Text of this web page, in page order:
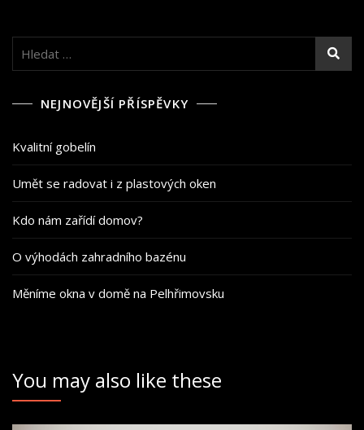
NEJNOVĚJŠÍ PŘÍSPĚVKY
Kvalitní gobelín
Umět se radovat i z plastových oken
Kdo nám zařídí domov?
O výhodách zahradního bazénu
Měníme okna v domě na Pelhřimovsku
You may also like these